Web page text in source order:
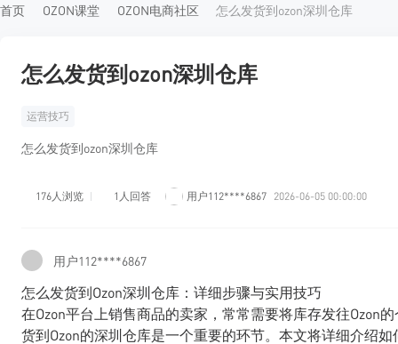
首页 OZON课堂 OZON电商社区 怎么发货到ozon深圳仓库
怎么发货到ozon深圳仓库
运营技巧
怎么发货到ozon深圳仓库
176人浏览 1人回答 用户112****6867 2026-06-05 00:00:00
用户112****6867
怎么发货到Ozon深圳仓库：详细步骤与实用技巧
在Ozon平台上销售商品的卖家，常常需要将库存发往Ozon
货到Ozon的深圳仓库是一个重要的环节。本文将详细介绍